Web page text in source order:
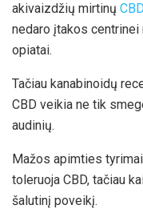
akivaizdžių mirtinų
nedaro įtakos
opiatai.
Tačiau kanabinoidų
CBD veikia ne tik
audinių.
Mažos apimties
toleruoja CBD, tačiau
šalutinį poveikį.